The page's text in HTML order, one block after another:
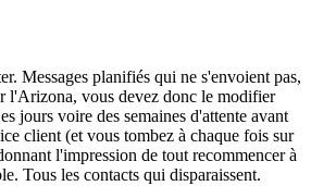
Messages planifiés qui ne s'envoient pas,
l'Arizona, vous devez donc le modifier
jours voire des semaines d'attente avant
client (et vous tombez à chaque fois sur
l'impression de tout recommencer à
Tous les contacts qui disparaissent.